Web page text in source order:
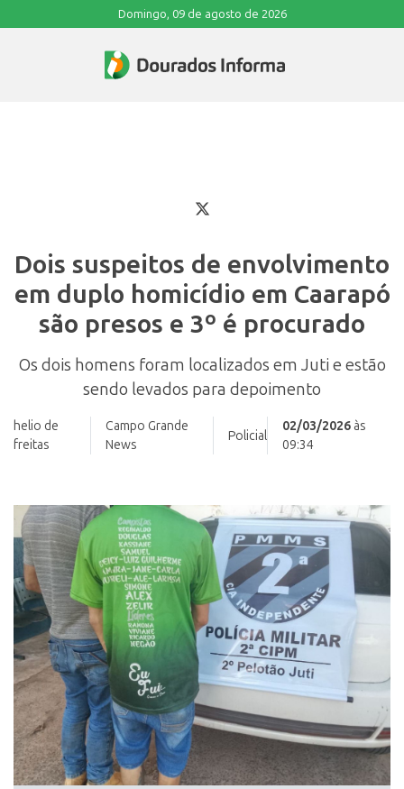
Domingo, 09 de agosto de 2026
Dois suspeitos de envolvimento
em duplo homicídio em Caarapó
são presos e 3º é procurado
Os dois homens foram localizados em Juti e estão
sendo levados para depoimento
helio de
freitas
Campo Grande
News
Policial
02/03/2026 às
09:34